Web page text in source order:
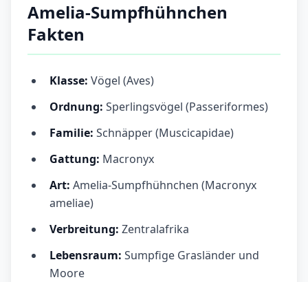
Amelia-Sumpfhühnchen
Fakten
Klasse: Vögel (Aves)
Ordnung: Sperlingsvögel (Passeriformes)
Familie: Schnäpper (Muscicapidae)
Gattung: Macronyx
Art: Amelia-Sumpfhühnchen (Macronyx
ameliae)
Verbreitung: Zentralafrika
Lebensraum: Sumpfige Grasländer und
Moore